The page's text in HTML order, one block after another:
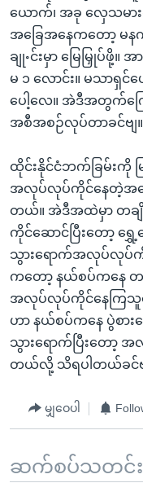
ယောက်၊ အခု လှေသမား
အခြေအနေကတော့ မန
ချုႋင်းမှာ မြေမြှုပ်ဖို့။ အ
မ ၁ လောင်း။ မသာရှင်
ပေါ့လေ။ အဲဒီအတွက်ကြ
အစီအစဉ်လုပ်တာခင်ဗျ။
ထိုင်းနိုင်ငံဘက်ခြမ်းကို မ
အလုပ်လုပ်ကိုင်နေတဲ့အရေ
တယ်။ အဲဒီအထဲမှာ တခ
ကိုင်ဆောင်ပြီးတော့ ရွှေ့
သွားရောက်အလုပ်လုပ်ကို
ကတော့ နယ်စပ်ကနေ တရ
အလုပ်လုပ်ကိုင်နေကြသူ
ဟာ နယ်စပ်ကနေ ပွဲစား
သွားရောက်ပြီးတော့
တယ်လို့ သိရပါတယ်ခင်ဗ
မျှဝေပါ
ဆက်စပ်သတင်းမ